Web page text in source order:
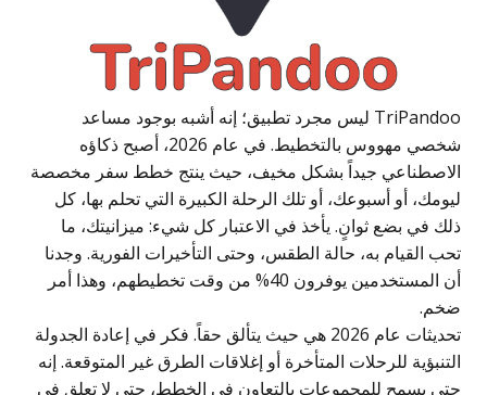
TriPandoo ليس مجرد تطبيق؛ إنه أشبه بوجود مساعد
شخصي مهووس بالتخطيط. في عام 2026، أصبح ذكاؤه
الاصطناعي جيداً بشكل مخيف، حيث ينتج خطط سفر مخصصة
ليومك، أو أسبوعك، أو تلك الرحلة الكبيرة التي تحلم بها، كل
ذلك في بضع ثوانٍ. يأخذ في الاعتبار كل شيء: ميزانيتك، ما
تحب القيام به، حالة الطقس، وحتى التأخيرات الفورية. وجدنا
أن المستخدمين يوفرون 40% من وقت تخطيطهم، وهذا أمر
ضخم.
تحديثات عام 2026 هي حيث يتألق حقاً. فكر في إعادة الجدولة
التنبؤية للرحلات المتأخرة أو إغلاقات الطرق غير المتوقعة. إنه
حتى يسمح للمجموعات بالتعاون في الخطط، حتى لا تعلق في